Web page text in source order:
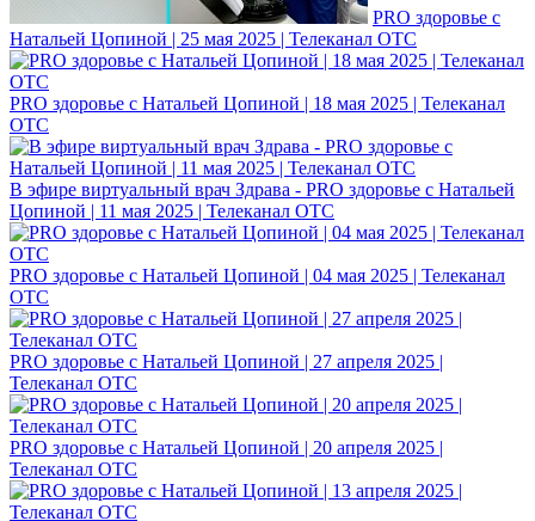
PRO здоровье с
Натальей Цопиной | 25 мая 2025 | Телеканал ОТС
PRO здоровье с Натальей Цопиной | 18 мая 2025 | Телеканал
ОТС
В эфире виртуальный врач Здрава - PRO здоровье с Натальей
Цопиной | 11 мая 2025 | Телеканал ОТС
PRO здоровье с Натальей Цопиной | 04 мая 2025 | Телеканал
ОТС
PRO здоровье с Натальей Цопиной | 27 апреля 2025 |
Телеканал ОТС
PRO здоровье с Натальей Цопиной | 20 апреля 2025 |
Телеканал ОТС